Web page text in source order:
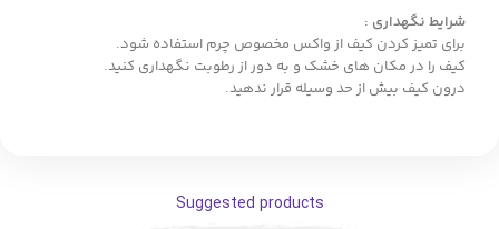
شرایط نگهداری :
برای تمیز کردن کیف از واکس مخصوص چرم استفاده شود.
کیف را در مکان های خشک و به دور از رطوبت نگهداری کنید.
درون کیف بیش از حد وسیله قرار ندهید.
Suggested products